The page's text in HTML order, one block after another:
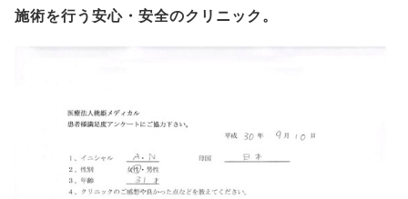
施術を行う安心・安全のクリニック。